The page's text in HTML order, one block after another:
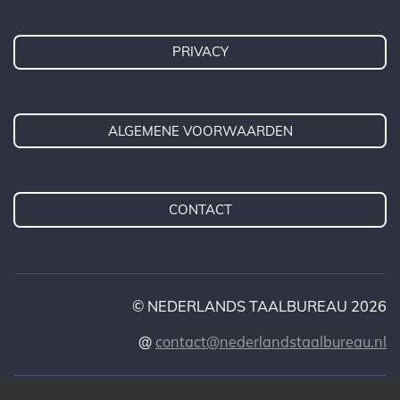
m
t
PRIVACY
ALGEMENE VOORWAARDEN
CONTACT
© NEDERLANDS TAALBUREAU 2026
@ contact@nederlandstaalbureau.nl